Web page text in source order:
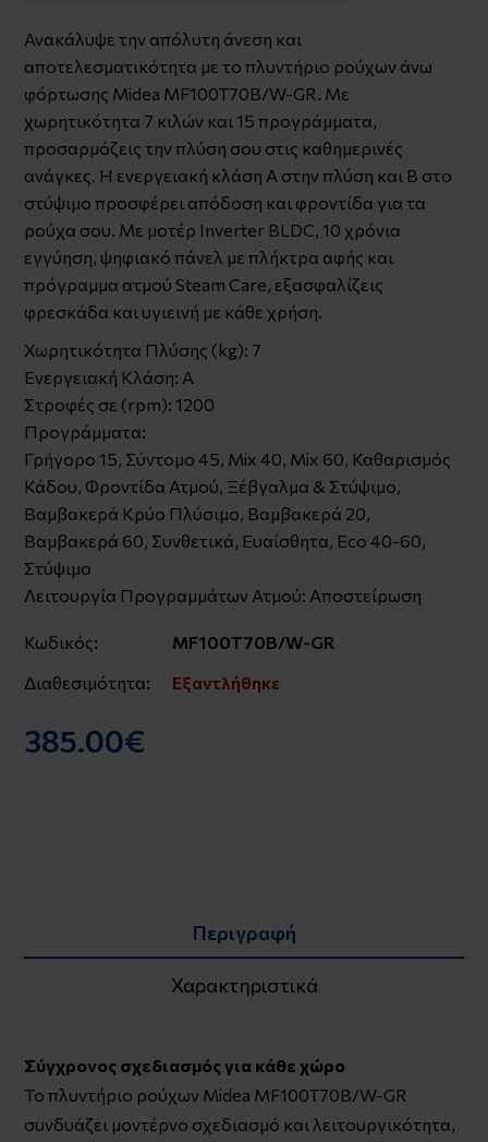
Ανακάλυψε την απόλυτη άνεση και
αποτελεσματικότητα με το πλυντήριο ρούχων άνω
φόρτωσης Midea MF100T70B/W-GR. Με
χωρητικότητα 7 κιλών και 15 προγράμματα,
προσαρμόζεις την πλύση σου στις καθημερινές
ανάγκες. Η ενεργειακή κλάση Α στην πλύση και Β στο
στύψιμο προσφέρει απόδοση και φροντίδα για τα
ρούχα σου. Με μοτέρ Inverter BLDC, 10 χρόνια
εγγύηση, ψηφιακό πάνελ με πλήκτρα αφής και
πρόγραμμα ατμού Steam Care, εξασφαλίζεις
φρεσκάδα και υγιεινή με κάθε χρήση.
Χωρητικότητα Πλύσης (kg): 7
Ενεργειακή Κλάση: A
Στροφές σε (rpm): 1200
Προγράμματα:
Γρήγορο 15, Σύντομο 45, Mix 40, Mix 60, Καθαρισμός
Κάδου, Φροντίδα Ατμού, Ξέβγαλμα & Στύψιμο,
Βαμβακερά Κρύο Πλύσιμο, Βαμβακερά 20,
Βαμβακερά 60, Συνθετικά, Ευαίσθητα, Eco 40-60,
Στύψιμο
Λειτουργία Προγραμμάτων Ατμού: Αποστείρωση
Κωδικός:
MF100T70B/W-GR
Διαθεσιμότητα:
Εξαντλήθηκε
385.00€
Περιγραφή
Χαρακτηριστικά
Σύγχρονος σχεδιασμός για κάθε χώρο
Το πλυντήριο ρούχων Midea MF100T70B/W-GR
συνδυάζει μοντέρνο σχεδιασμό και λειτουργικότητα,